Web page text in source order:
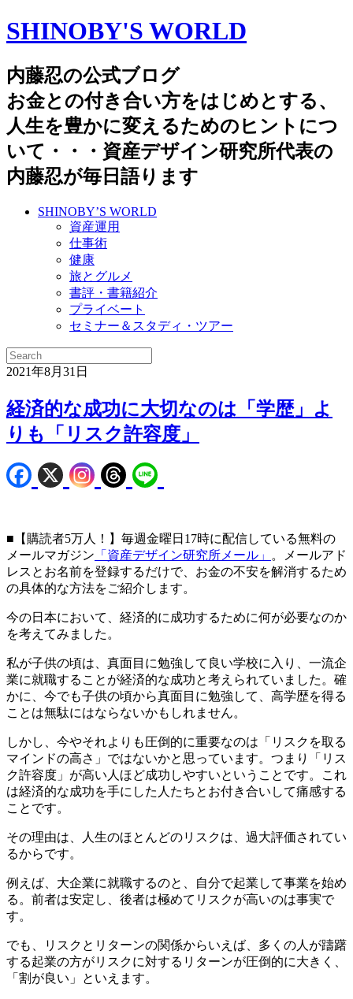
SHINOBY'S WORLD
内藤忍の公式ブログ
お金との付き合い方をはじめとする、
人生を豊かに変えるためのヒントにつ
いて・・・資産デザイン研究所代表の
内藤忍が毎日語ります
SHINOBY’S WORLD
資産運用
仕事術
健康
旅とグルメ
書評・書籍紹介
プライベート
セミナー＆スタディ・ツアー
2021年8月31日
経済的な成功に大切なのは「学歴」よ
りも「リスク許容度」
■【購読者5万人！】毎週金曜日17時に配信している無料の
メールマガジン 「資産デザイン研究所メール」
。メールアド
レスとお名前を登録するだけで、お金の不安を解消するため
の具体的な方法をご紹介します。
今の日本において、経済的に成功するために何が必要なのか
を考えてみました。
私が子供の頃は、真面目に勉強して良い学校に入り、一流企
業に就職することが経済的な成功と考えられていました。確
かに、今でも子供の頃から真面目に勉強して、高学歴を得る
ことは無駄にはならないかもしれません。
しかし、今やそれよりも圧倒的に重要なのは「リスクを取る
マインドの高さ」ではないかと思っています。つまり「リス
ク許容度」が高い人ほど成功しやすいということです。これ
は経済的な成功を手にした人たちとお付き合いして痛感する
ことです。
その理由は、人生のほとんどのリスクは、過大評価されてい
るからです。
例えば、大企業に就職するのと、自分で起業して事業を始め
る。前者は安定し、後者は極めてリスクが高いのは事実で
す。
でも、リスクとリターンの関係からいえば、多くの人が躊躇
する起業の方がリスクに対するリターンが圧倒的に大きく、
「割が良い」といえます。